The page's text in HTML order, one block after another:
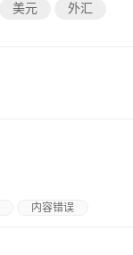
美元 外汇
内容错误